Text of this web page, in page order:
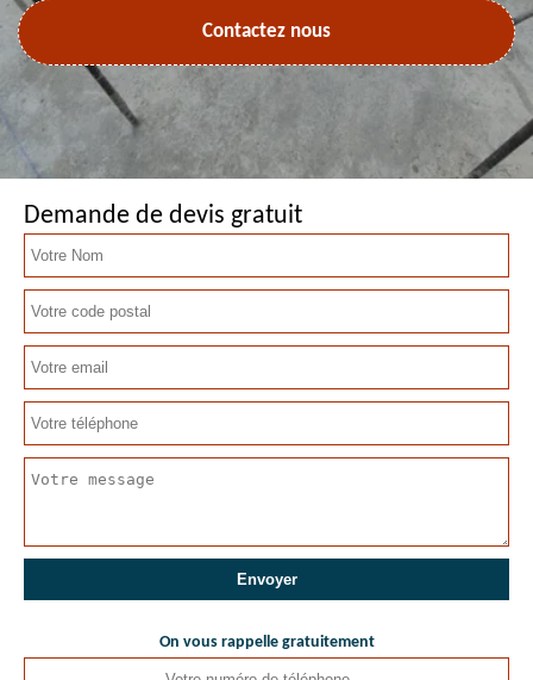
Contactez nous
Demande de devis gratuit
On vous rappelle gratuitement